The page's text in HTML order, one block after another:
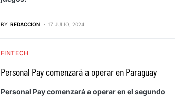
BY REDACCION 17 JULIO, 2024
FINTECH
Personal Pay comenzará a operar en Paraguay
Personal Pay comenzará a operar en el segundo